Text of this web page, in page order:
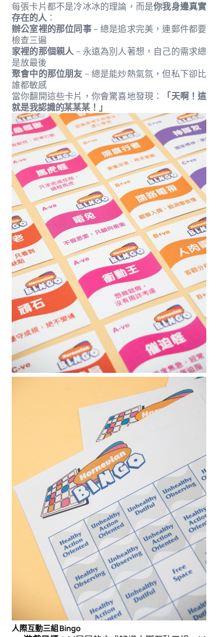
每張卡片都不是冷冰冰的理論，而是你我身邊真實
存在的人：
辦公室裡的那位同事– 總是追求完美，連郵件都要
檢查三遍
家裡的那個親人– 永遠為別人著想，自己的需求總
是放最後
聚會中的那位朋友 – 總是能炒熱氣氛，但私下卻比
誰都敏感
當你翻開這些卡片，你會驚喜地發現：
「天啊！這
就是我認識的某某某！」
人際互動三組 Bingo